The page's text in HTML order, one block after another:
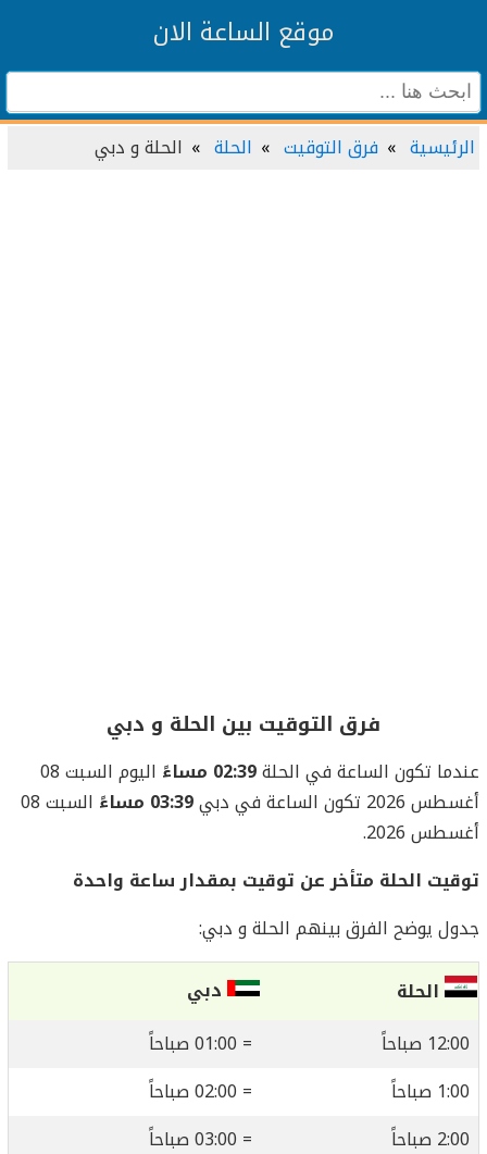
موقع الساعة الان
الرئيسية فرق التوقيت الحلة الحلة و دبي
فرق التوقيت بين الحلة و دبي
عندما تكون الساعة في الحلة02:39 مساءً
اليوم السبت 08
أغسطس 2026 تكون الساعة في دبي
03:39 مساءً
السبت 08
أغسطس 2026.
توقيت الحلة متأخر عن توقيت بمقدار ساعة واحدة
جدول يوضح الفرق بينهم الحلة و دبي:
الحلة
دبي
12:00 صباحاً
= 01:00 صباحاً
1:00 صباحاً
= 02:00 صباحاً
2:00 صباحاً
= 03:00 صباحاً